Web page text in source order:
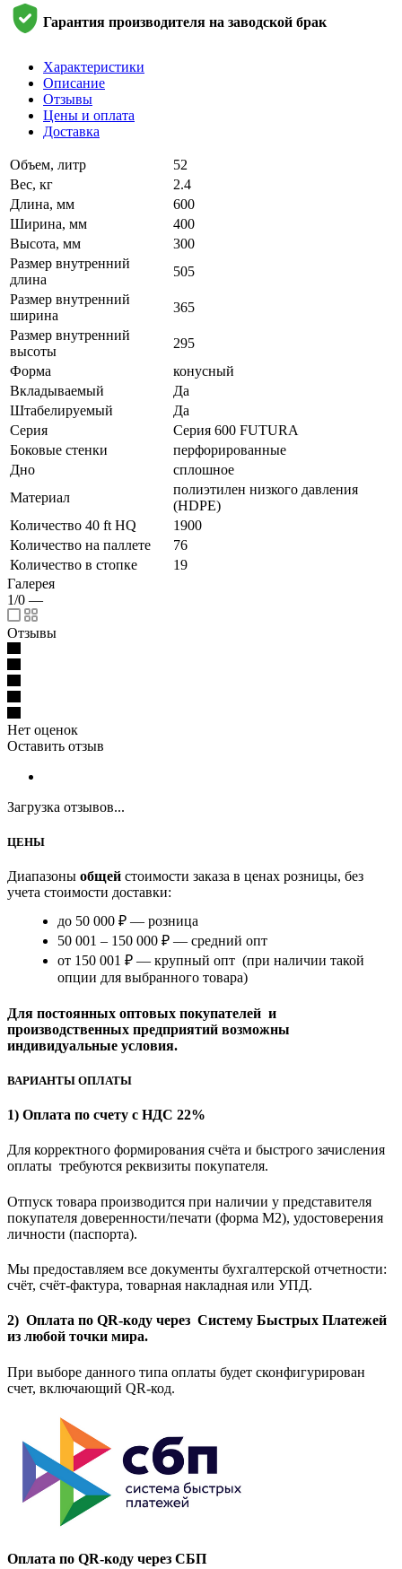
Гарантия производителя на заводской брак
Характеристики
Описание
Отзывы
Цены и оплата
Доставка
Объем, литр
52
Вес, кг
2.4
Длина, мм
600
Ширина, мм
400
Высота, мм
300
Размер внутренний
длина
505
Размер внутренний
ширина
365
Размер внутренний
высоты
295
Форма
конусный
Вкладываемый
Да
Штабелируемый
Да
Серия
Серия 600 FUTURA
Боковые стенки
перфорированные
Дно
сплошное
Материал
полиэтилен низкого давления
(HDPE)
Количество 40 ft HQ
1900
Количество на паллете
76
Количество в стопке
19
Галерея
1/0 —
Отзывы
Нет оценок
Оставить отзыв
Загрузка отзывов...
ЦЕНЫ
Диапазоны общей стоимости заказа в ценах розницы, без
учета стоимости доставки:
до 50 000 ₽ — розница
50 001 – 150 000 ₽ — средний опт
от 150 001 ₽ — крупный опт (при наличии такой
опции для выбранного товара)
Для постоянных оптовых покупателей и
производственных предприятий возможны
индивидуальные условия.
ВАРИАНТЫ ОПЛАТЫ
1) Оплата по счету с НДС 22%
Для корректного формирования счёта и быстрого зачисления
оплаты требуются реквизиты покупателя.
Отпуск товара производится при наличии у представителя
покупателя доверенности/печати (форма M2), удостоверения
личности (паспорта).
Мы предоставляем все документы бухгалтерской отчетности:
счёт, счёт-фактура, товарная накладная или УПД.
2) Оплата по QR-коду через Систему Быстрых Платежей
из любой точки мира.
При выборе данного типа оплаты будет сконфигурирован
счет, включающий QR-код.
Оплата по QR-коду через СБП